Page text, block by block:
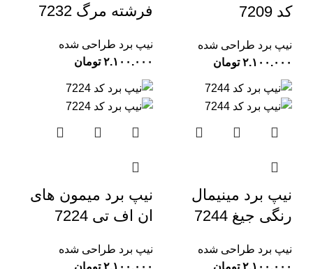
کد 7209
نیپ برد طراحی شده
تومان
فرشته مرگ 7232
نیپ برد طراحی شده
تومان
نیپ برد مینیمال
رنگی جیغ 7244
نیپ برد طراحی شده
تومان
نیپ برد میمون های
ان اف تی 7224
نیپ برد طراحی شده
تومان